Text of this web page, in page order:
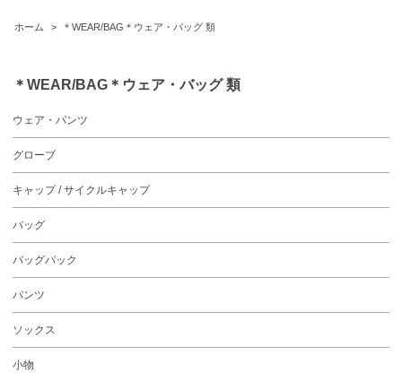
ホーム > ＊WEAR/BAG＊ウェア・バッグ 類
＊WEAR/BAG＊ウェア・バッグ 類
ウェア・パンツ
グローブ
キャップ / サイクルキャップ
バッグ
バッグパック
パンツ
ソックス
小物